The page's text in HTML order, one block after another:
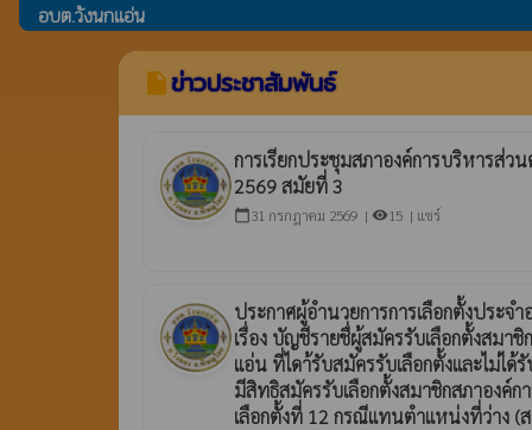
อบต.วังนกแอ่น
insert_drive_fileข่าวประชาสัมพันธ์
การเรียกประชุมสภาองค์การบริหารส่
2569 สมัยที่ 3
calendar_today31 กรกฎาคม 2569 | visibility15 | แชร์
ประกาศผู้อำนวยการการเลือกตั้งประจ
เรื่อง บัญชีรายชื่ผู้สมัครรับเลือกตั้งสมา
แอ่น ที่ไดา้รับสมัครรับเลือกตั้งและไม่ไ
มีสิทธิสมัครรับเลือกตั้งสมาชิกสภาองค์
เลือกตั้งที่ 12 กรณีแทนตำแหน่งที่ว่าง (